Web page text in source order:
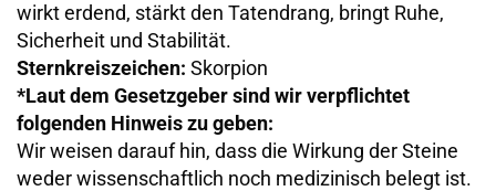
wirkt erdend, stärkt den Tatendrang, bringt Ruhe,
Sicherheit und Stabilität.
Sternkreiszeichen: Skorpion
*Laut dem Gesetzgeber sind wir verpflichtet
folgenden Hinweis zu geben:
Wir weisen darauf hin, dass die Wirkung der Steine
weder wissenschaftlich noch medizinisch belegt ist.